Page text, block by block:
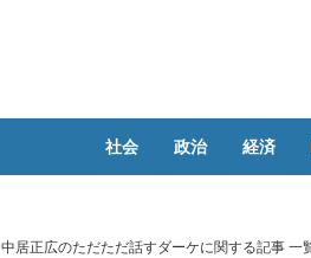
社会 政治 経済
中居正広のただただ話すダーケに関する記事 一